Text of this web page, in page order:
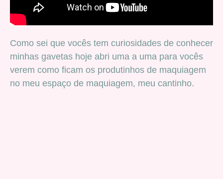
Como sei que vocês tem curiosidades de conhecer
minhas gavetas hoje abri uma a uma para vocês
verem como ficam os produtinhos de maquiagem
no meu espaço de maquiagem, meu cantinho.